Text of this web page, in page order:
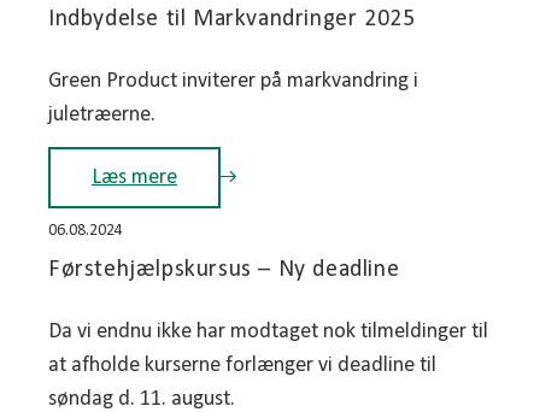
Indbydelse til Markvandringer 2025
Green Product inviterer på markvandring i
juletræerne.
Læs mere
06.08.2024
Førstehjælpskursus – Ny deadline
Da vi endnu ikke har modtaget nok tilmeldinger til
at afholde kurserne forlænger vi deadline til
søndag d. 11. august.